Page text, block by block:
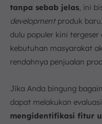
tanpa sebab jelas, ini
developmentproduk
dulu populer kini tergeser
kebutuhan masyarakat
rendahnya penjualan
Jika Anda bingung
dapat melakukan
mengidentifikasi fitur